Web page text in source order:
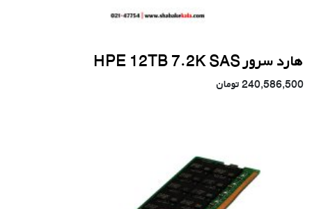
هارد سرور HPE 12TB 7.2K SAS
240,586,500تومان